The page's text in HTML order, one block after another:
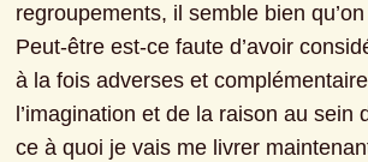
regroupements, il semble bien
Peut-être est-ce faute d’avoir
à la fois adverses et
l’imagination et de la raison au sein
ce à quoi je vais me livrer